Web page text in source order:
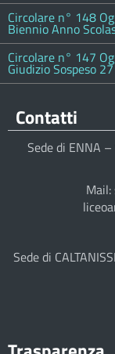
Circolare n° 148
Biennio Anno
Circolare n° 147
Giudizio Sospeso
Contatti
Sede di ENNA
Sede di